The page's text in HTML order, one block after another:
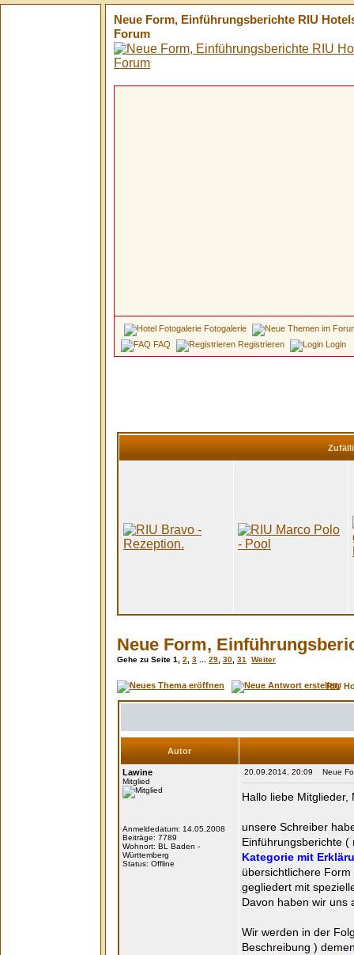
Neue Form, Einführungsberichte RIU
Forum
Fotogalerie
FAQ
Registrieren Login
Neue Form,
Gehe zu Seite 1 2 3 29 30 31 Weiter
RIU
Autor
Lawine
Mitglied
Anmeldedatum: 14.05.2008
Beiträge: 7789
Wohnort: BL Baden -
Württemberg
Status: Offline
20.09.2014, 20:09 Neue
Hallo liebe
unsere Schreiber
Einführungsberichte (
Kategorie mit
übersichtlichere
gegliedert mit
Davon haben wir uns
Wir werden in der
Beschreibung )